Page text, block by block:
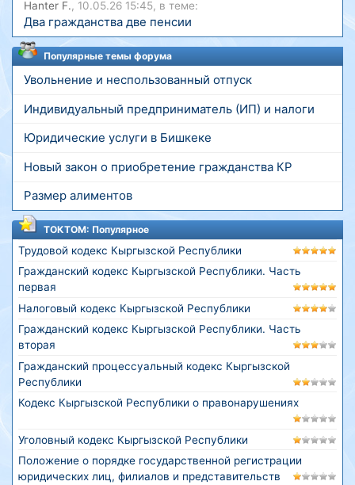
Hanter F., 10.05.26 15:45, в теме:
Два гражданства две пенсии
Популярные темы форума
Увольнение и неспользованный отпуск
Индивидуальный предприниматель (ИП) и налоги
Юридические услуги в Бишкеке
Новый закон о приобретение гражданства КР
Размер алиментов
ТОКТОМ: Популярное
Трудовой кодекс Кыргызской Республики
Гражданский кодекс Кыргызской Республики. Часть
первая
Налоговый кодекс Кыргызской Республики
Гражданский кодекс Кыргызской Республики. Часть
вторая
Гражданский процессуальный кодекс Кыргызской
Республики
Кодекс Кыргызской Республики о правонарушениях
Уголовный кодекс Кыргызской Республики
Положение о порядке государственной регистрации
юридических лиц, филиалов и представительств